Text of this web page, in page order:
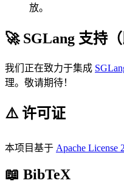
放。
🚀 SGLang 支持（
我们正在致力于集成
理。敬请期待！
⚠️ 许可证
本项目基于 Apache License
📖 BibTeX